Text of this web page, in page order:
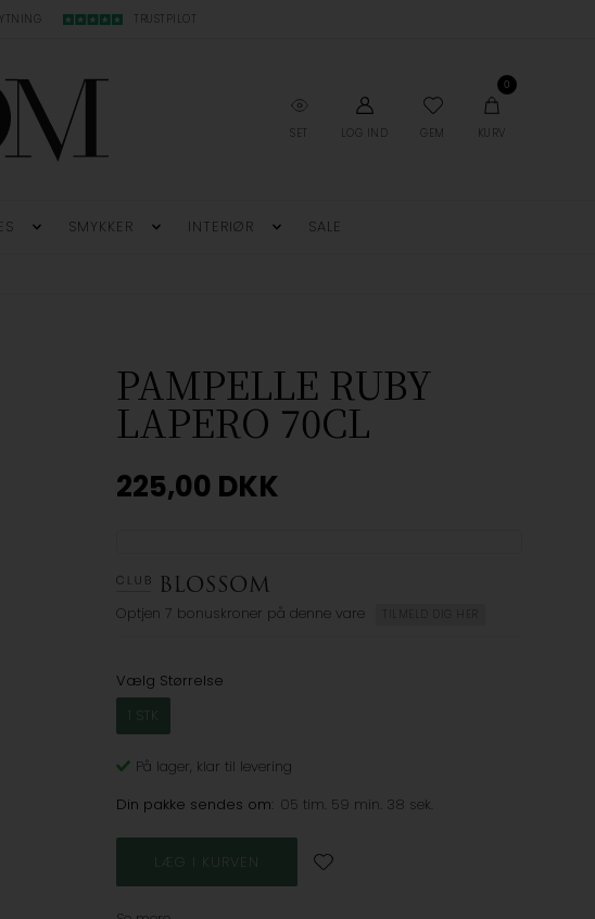
TRUSTPILOT
SET LOG IND GEM
0
KURV
SMYKKER INTERIØR SALE
PAMPELLE RUBY
LAPERO 70CL
225,00 DKK
Optjen 7 bonuskroner på denne vare TILMELD DIG HER
Vælg Størrelse
1 STK
På lager, klar til levering
Din pakke sendes om: 05 tim. 59 min. 38 sek.